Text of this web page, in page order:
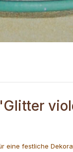
eine festliche